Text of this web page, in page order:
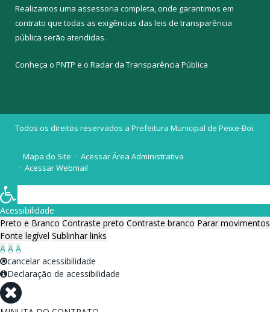
Realizamos uma assessoria completa, onde garantimos em
contrato que todas as exigências das leis de transparência
pública serão atendidas.
Conheça o PNTP e o Radar da Transparência Pública
Todos os direitos reservados a Prefeitura Municipal de Peixe-Boi.
Mapa do Site
Acessar Área Administrativa
Acessar Webmail
Acessibilidade
Preto e Branco Contraste preto Contraste branco Parar movimentos
Fonte legível Sublinhar links
A A A
cancelar acessibilidade
Declaração de acessibilidade